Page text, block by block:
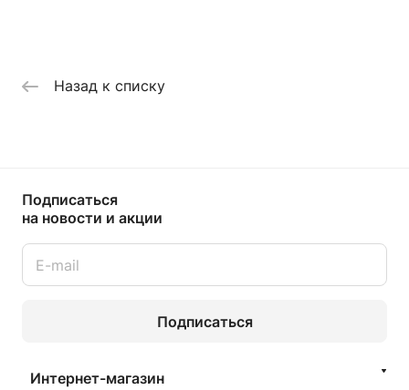
Назад к списку
Подписаться
на новости и акции
Подписаться
Интернет-магазин